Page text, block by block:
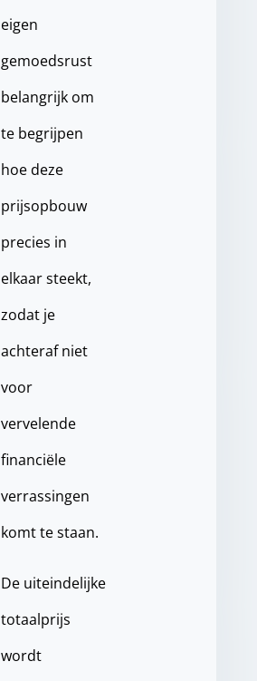
eigen
gemoedsrust
belangrijk om
te begrijpen
hoe deze
prijsopbouw
precies in
elkaar steekt,
zodat je
achteraf niet
voor
vervelende
financiële
verrassingen
komt te staan.
De uiteindelijke
totaalprijs
wordt